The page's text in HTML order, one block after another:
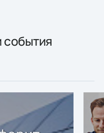
события